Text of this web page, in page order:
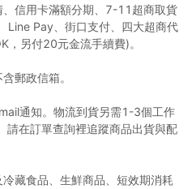
信用卡滿額分期、7-11超商取貨
Line Pay、街口支付、四大超商代
另付20元金流手續費)。
郵政信箱。
通知。物流到貨另需1-3個工作
請在訂單查詢裡追蹤商品出貨與配
藏食品、生鮮商品、短效期消耗